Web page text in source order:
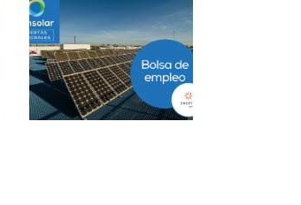
Closer B2B Energía
Grandes Cuentas en
Málaga